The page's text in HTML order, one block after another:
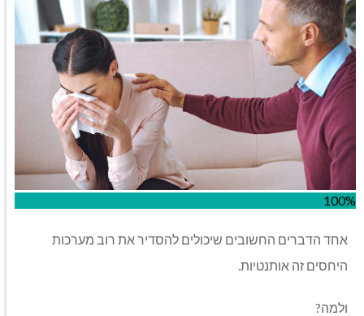
100%
אחד הדברים החשובים שיכולים להסדיר את רוב מערכות
היחסים זה אותנטיות.
ולמה?